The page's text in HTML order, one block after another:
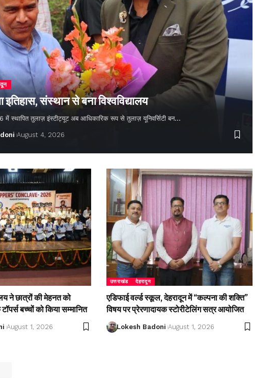
संस्थान से बना विश्वविद्यालय
में स्थापित तुलाज़ इंस्टीट्यूट अब आधिकारिक रूप से तुलाज़ यूनिवर्सिटी बन…
August 4, 2026
ने छात्रों की मेहनत को
बच्चों को किया सम्मानित
August 1, 2026
उत्तराखंड देहरादून
एडिफाई वर्ल्ड स्कूल, देहरादून में “कल्पना की शक्ति”
विषय पर प्रेरणादायक स्टोरीटेलिंग सत्र आयोजित
Lokesh Badoni August 1, 2026